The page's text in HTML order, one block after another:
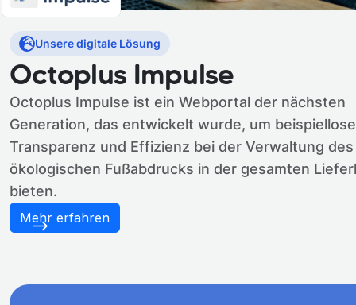
Unsere digitale Lösung
Octoplus Impulse
Octoplus Impulse ist ein Webportal der nächsten
Generation, das entwickelt wurde, um beispiellose
Transparenz und Effizienz bei der Verwaltung des
ökologischen Fußabdrucks in der gesamten
bieten.
Mehr erfahren